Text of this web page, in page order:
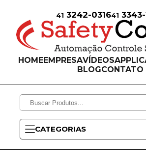
41 3242-031641
HOMEEMPRESAVÍDEOS
BLOGCONTATO
CATEGORIAS